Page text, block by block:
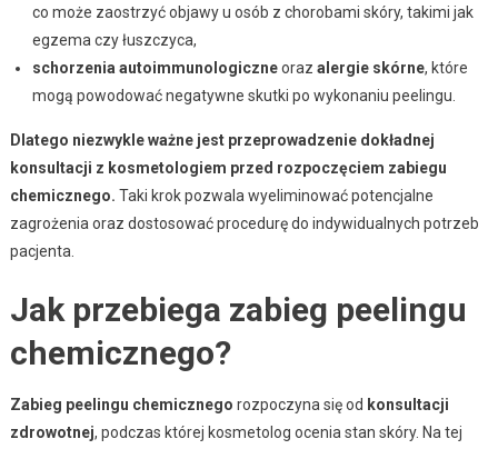
co może zaostrzyć objawy u osób z chorobami skóry, takimi jak
egzema czy łuszczyca,
schorzenia autoimmunologiczneoraz alergie skórne, które
mogą powodować negatywne skutki po wykonaniu peelingu.
Dlatego niezwykle ważne jest przeprowadzenie dokładnej
konsultacji z kosmetologiem przed rozpoczęciem zabiegu
chemicznego. Taki krok pozwala wyeliminować potencjalne
zagrożenia oraz dostosować procedurę do indywidualnych potrzeb
pacjenta.
Jak przebiega zabieg peelingu
chemicznego?
Zabieg peelingu chemicznego rozpoczyna się od konsultacji
zdrowotnej, podczas której kosmetolog ocenia stan skóry. Na tej